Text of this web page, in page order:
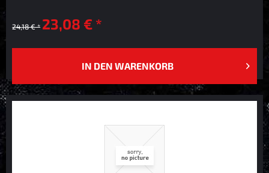
24,18 € * 23,08 € *
IN DEN WARENKORB